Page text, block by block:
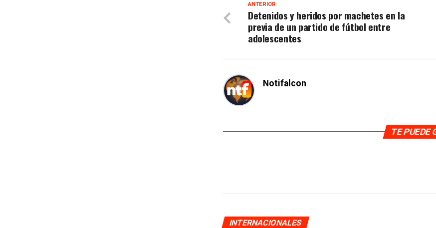
ANTERIOR
Detenidos y heridos por machetes en la
previa de un partido de fútbol entre
adolescentes
Notifalcon
TE PUEDE
INTERNACIONALES